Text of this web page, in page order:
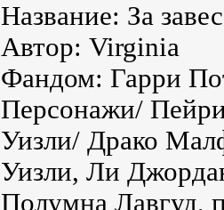
Название: За
Автор: Virginia
Фандом: Гарри
Персонажи/
Уизли/ Драко
Уизли, Ли
Полумна Лавгуд,